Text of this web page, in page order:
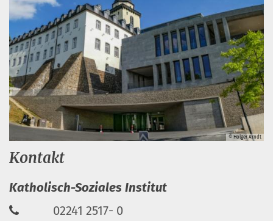
© Holger Arndt
Kontakt
Katholisch-Soziales Institut
02241 2517- 0